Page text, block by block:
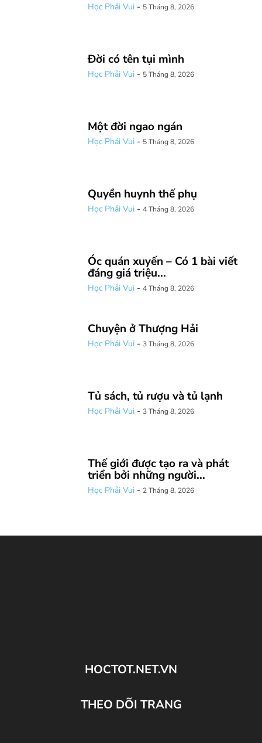
Học Phải Vui - 5 Tháng 8, 2026
Đời có tên tụi mình
Học Phải Vui - 5 Tháng 8, 2026
Một đời ngao ngán
Học Phải Vui - 5 Tháng 8, 2026
Quyền huynh thế phụ
Học Phải Vui - 4 Tháng 8, 2026
Óc quán xuyến – Có 1 bài viết
đáng giá triệu...
Học Phải Vui - 4 Tháng 8, 2026
Chuyện ở Thượng Hải
Học Phải Vui - 3 Tháng 8, 2026
Tủ sách, tủ rượu và tủ lạnh
Học Phải Vui - 3 Tháng 8, 2026
Thế giới được tạo ra và phát
triển bởi những người...
Học Phải Vui - 2 Tháng 8, 2026
HOCTOT.NET.VN
THEO DÕI TRANG